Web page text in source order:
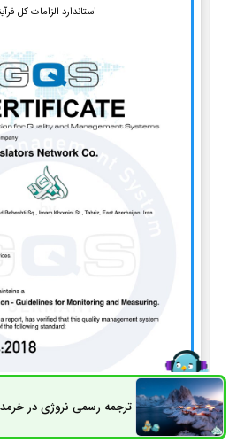
استاندارد الزامات کل
ترجمه رسمی نروژی درراه های ارتباطی